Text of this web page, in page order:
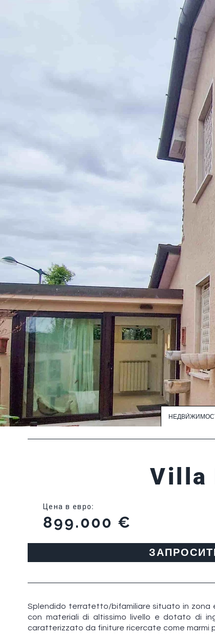
Villa
Цена в евро:
899.000 €
Splendido terratetto/bifamiliare situato in zona
con materiali di altissimo livello e dotato di
caratterizzato da finiture ricercate come marmi